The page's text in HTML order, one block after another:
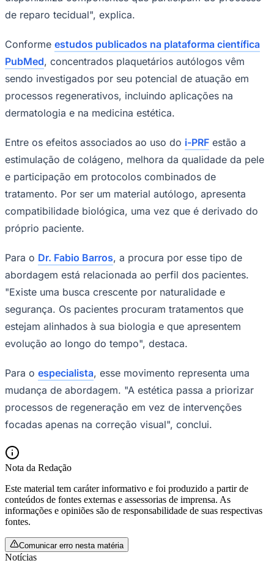
Corinthians
Palmeiras
de reparo tecidual", explica.
Conforme estudos publicados na plataforma científica
PubMed, concentrados plaquetários autólogos vêm
sendo investigados por seu potencial de atuação em
processos regenerativos, incluindo aplicações na
dermatologia e na medicina estética.
Entre os efeitos associados ao uso do i-PRF estão a
estimulação de colágeno, melhora da qualidade da pele
e participação em protocolos combinados de
tratamento. Por ser um material autólogo, apresenta
compatibilidade biológica, uma vez que é derivado do
próprio paciente.
Para o Dr. Fabio Barros, a procura por esse tipo de
abordagem está relacionada ao perfil dos pacientes.
"Existe uma busca crescente por naturalidade e
segurança. Os pacientes procuram tratamentos que
estejam alinhados à sua biologia e que apresentem
evolução ao longo do tempo", destaca.
Para o especialista, esse movimento representa uma
mudança de abordagem. "A estética passa a priorizar
processos de regeneração em vez de intervenções
focadas apenas na correção visual", conclui.
Nota da Redação
Este material tem caráter informativo e foi produzido a partir de
conteúdos de fontes externas e assessorias de imprensa. As
informações e opiniões são de responsabilidade de suas respectivas
fontes.
Comunicar erro nesta matéria
Notícias